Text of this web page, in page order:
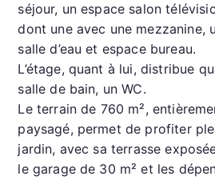
séjour, un espace salon
dont une avec une mezzanine,
salle d’eau et espace bureau.
L’étage, quant à lui, distribue
salle de bain, un WC.
Le terrain de 760 m²,
paysagé, permet de profiter
jardin, avec sa terrasse
le garage de 30 m² et les